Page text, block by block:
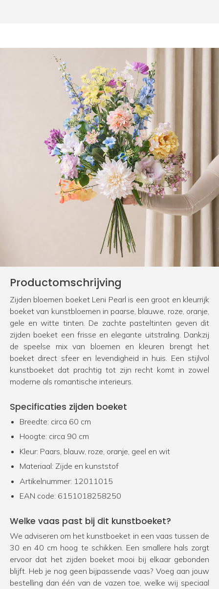
Productomschrijving
Zijden bloemen boeket Leni Pearl is een groot en kleurrijk
boeket van kunstbloemen in paarse, blauwe, roze, oranje,
gele en witte tinten. De zachte pasteltinten geven dit
zijden boeket een frisse en elegante uitstraling. Dankzij
de speelse mix van bloemen en kleuren brengt het
boeket direct sfeer en levendigheid in huis. Een stijlvol
kunstboeket dat prachtig tot zijn recht komt in zowel
moderne als romantische interieurs.
Specificaties zijden boeket
Breedte: circa 60 cm
Hoogte: circa 90 cm
Kleur: Paars, blauw, roze, oranje, geel en wit
Materiaal: Zijde en kunststof
Artikelnummer: 12011015
EAN code: 6151018258250
Welke vaas past bij dit kunstboeket?
We adviseren om het kunstboeket in een vaas tussen de
30 en 40 cm hoog te schikken. Een smallere hals zorgt
ervoor dat het zijden boeket mooi bij elkaar gebonden
blijft. Heb je nog geen bijpassende vaas? Voeg aan jouw
bestelling dan één van de vazen toe, welke wij speciaal